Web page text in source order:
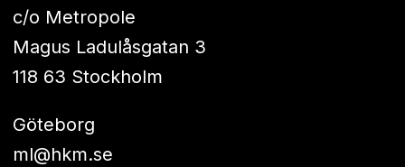
c/o Metropole
Magus Ladulåsgatan 3
118 63 Stockholm
Göteborg
ml@hkm.se